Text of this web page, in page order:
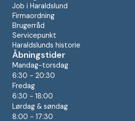
Job i Haraldslund
Firmaordning
Brugerråd
Servicepunkt
Haraldslunds historie
Åbningstider
Mandag-torsdag
6:30 - 20:30
Fredag
6:30 - 18:00
Lørdag & søndag
8:00 - 17:30